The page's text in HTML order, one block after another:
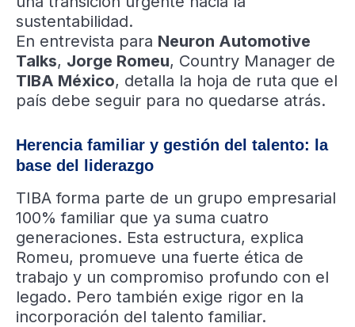
sustentabilidad.
En entrevista para Neuron Automotive
Talks, Jorge Romeu, Country Manager de
TIBA México, detalla la hoja de ruta que el
país debe seguir para no quedarse atrás.
Herencia familiar y gestión del talento: la
base del liderazgo
TIBA forma parte de un grupo empresarial
100% familiar que ya suma cuatro
generaciones. Esta estructura, explica
Romeu, promueve una fuerte ética de
trabajo y un compromiso profundo con el
legado. Pero también exige rigor en la
incorporación del talento familiar.